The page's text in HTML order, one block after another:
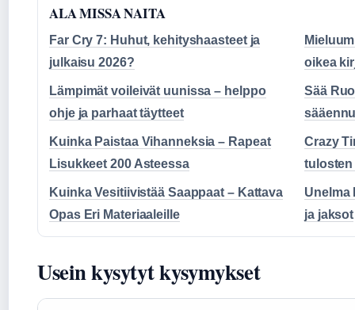
ALA MISSA NAITA
Far Cry 7: Huhut, kehityshaasteet ja
julkaisu 2026?
oikea
Lämpimät voileivät uunissa – helppo
ohje ja parhaat täytteet
Sää
Kuinka Paistaa Vihanneksia – Rapeat
Lisukkeet 200 Asteessa
Crazy
tulosten
Kuinka Vesitiivistää Saappaat – Kattava
Opas Eri Materiaaleille
Unelma
ja jaksot
Usein kysytyt kysymykset